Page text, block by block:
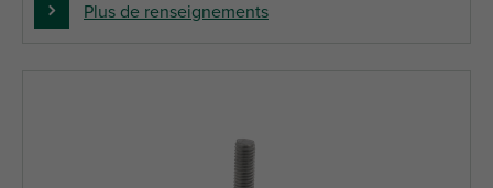
Plus de renseignements